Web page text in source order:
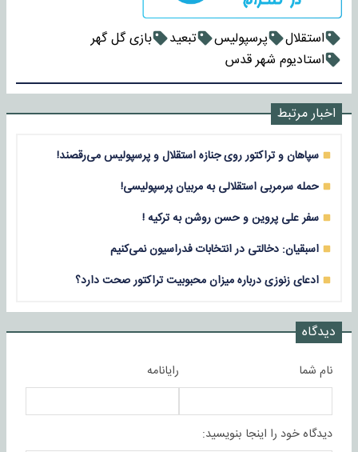
استقلال پرسپولیس تبعید
بازی گل گهر
استادیوم شهر قدس
اخبار مرتبط
سپاهان و تراکتور روی جنازه استقلال و پرسپولیس می‌رقصند!
حمله سرمربی استقلالی به مربیان پرسپولیسی!
سفر علی پروین و حسن روشن به ترکیه !
اسبقیان: دخالتی در انتخابات فدراسیون نمی‌کنیم
ادعای زنوزی درباره میزان محبوبیت تراکتور صحت دارد؟
دیدگاه
نام شما رایانامه
دیدگاه خود را اینجا بنویسید: